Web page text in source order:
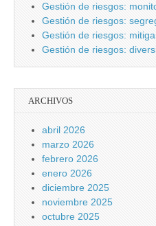
Gestión de riesgos:
Gestión de riesgos:
Gestión de riesgos:
Gestión de riesgos:
ARCHIVOS
abril 2026
marzo 2026
febrero 2026
enero 2026
diciembre 2025
noviembre 2025
octubre 2025